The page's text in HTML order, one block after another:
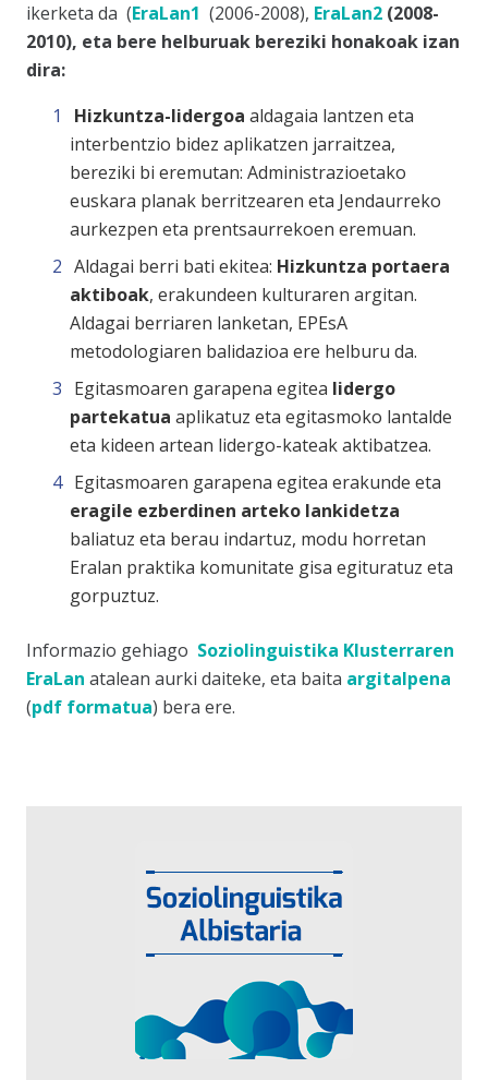
ikerketa da (EraLan1 (2006-2008), EraLan2 (2008-
2010), eta bere helburuak bereziki honakoak izan
dira:
Hizkuntza-lidergoa aldagaia lantzen eta
interbentzio bidez aplikatzen jarraitzea,
bereziki bi eremutan: Administrazioetako
euskara planak berritzearen eta Jendaurreko
aurkezpen eta prentsaurrekoen eremuan.
Aldagai berri bati ekitea: Hizkuntza portaera
aktiboak, erakundeen kulturaren argitan.
Aldagai berriaren lanketan, EPEsA
metodologiaren balidazioa ere helburu da.
Egitasmoaren garapena egitea lidergo
partekatua aplikatuz eta egitasmoko lantalde
eta kideen artean lidergo-kateak aktibatzea.
Egitasmoaren garapena egitea erakunde eta
eragile ezberdinen arteko lankidetza
baliatuz eta berau indartuz, modu horretan
Eralan praktika komunitate gisa egituratuz eta
gorpuztuz.
Informazio gehiago Soziolinguistika Klusterraren
EraLan atalean aurki daiteke, eta baita argitalpena
(pdf formatua) bera ere.